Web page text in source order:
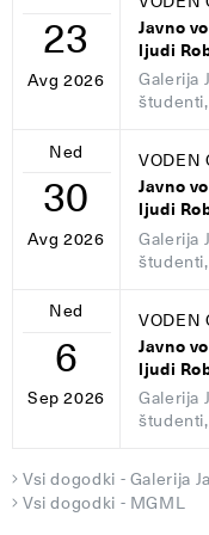
23
Avg 2026
Javno
ljudi
Galerija
Ned
30
Avg 2026
VODEN
Javno
ljudi
Galerija
Ned
6
Sep 2026
VODEN
Javno
ljudi
Galerija
Vsi dogodki - Galerija
Vsi dogodki - MGML